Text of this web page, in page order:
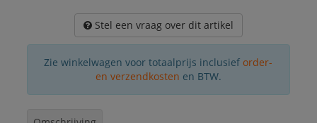
Stel een vraag over dit artikel
Zie winkelwagen voor totaalprijs inclusief order-
en verzendkosten en BTW.